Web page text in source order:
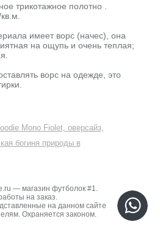
трикотажное полотно .
имеет ворс (начес), она
на ощупь и очень теплая;
ворс на одежде, это
Mono Fiolet, оверсайз,
богиня природы в
— магазин футболок #1.
на заказ.
на данном сайте
Охраняется законом.